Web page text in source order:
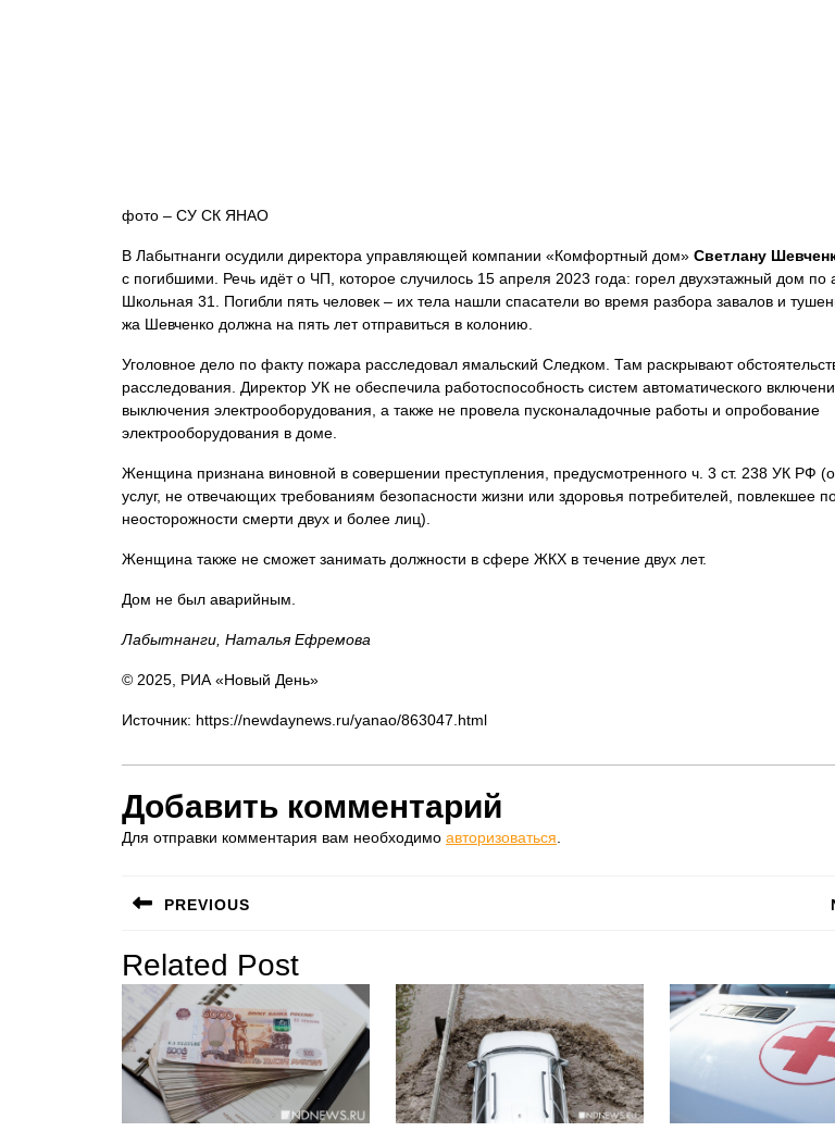
фото – СУ СК ЯНАО
В Лабытнанги осудили директора управляющей компании «Комфортный дом» Светлану
с погибшими. Речь идёт о ЧП, которое случилось 15 апреля 2023 года: горел двухэтажный дом по
Школьная 31. Погибли пять человек – их тела нашли спасатели во время разбора завалов и
жа Шевченко должна на пять лет отправиться в колонию.
Уголовное дело по факту пожара расследовал ямальский Следком. Там раскрывают
расследования. Директор УК не обеспечила работоспособность систем автоматического
выключения электрооборудования, а также не провела пусконаладочные работы и опробование
электрооборудования в доме.
Женщина признана виновной в совершении преступления, предусмотренного ч. 3 ст. 238 УК РФ
услуг, не отвечающих требованиям безопасности жизни или здоровья потребителей, повлекшее
неосторожности смерти двух и более лиц).
Женщина также не сможет занимать должности в сфере ЖКХ в течение двух лет.
Дом не был аварийным.
Лабытнанги, Наталья Ефремова
© 2025, РИА «Новый День»
Источник: https://newdaynews.ru/yanao/863047.html
Добавить комментарий
Для отправки комментария вам необходимо авторизоваться.
Навигация
записям
PREVIOUS
запись:
Related Post